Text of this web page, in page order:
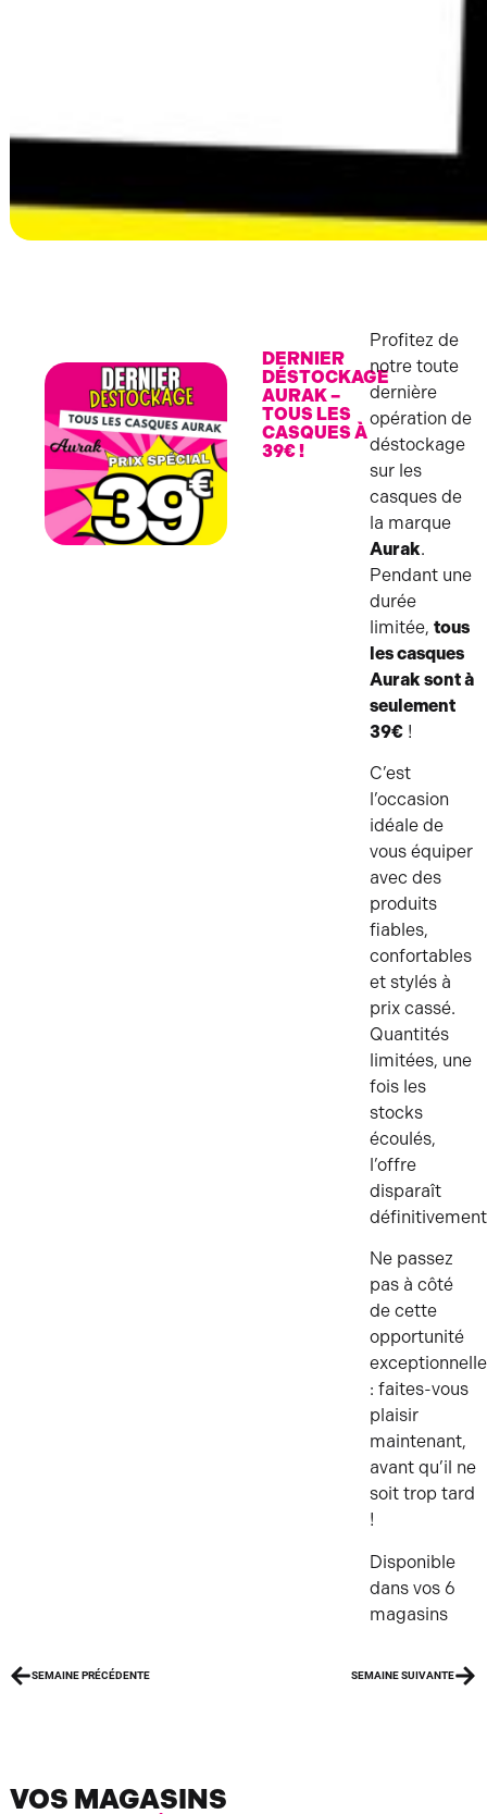
DERNIER
DÉSTOCKAGE
AURAK –
TOUS LES
CASQUES À
39€ !
Profitez de
notre toute
dernière
opération de
déstockage
sur les
casques de
la marque
Aurak.
Pendant une
durée
limitée,tous
les casques
Aurak sont à
seulement
39€ !
C’est
l’occasion
idéale de
vous équiper
avec des
produits
fiables,
confortables
et stylés à
prix cassé.
Quantités
limitées, une
fois les
stocks
écoulés,
l’offre
disparaît
Ne passez
pas à côté
de cette
opportunité
exceptionnelle
: faites-vous
plaisir
maintenant,
avant qu’il ne
soit trop tard
!
Disponible
dans vos 6
magasins
SEMAINE PRÉCÉDENTE SEMAINE SUIVANTE
VOS MAGASINS